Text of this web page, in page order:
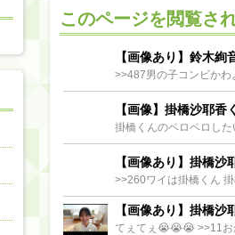
Powered by livedoor 相
このページを閲覧さ
【画像あり】鈴木
>>487男の子コンビかわ
【画像】掛橋沙耶
掛橋くんのペロペロし
【画像あり】掛橋
>>260ワイは掛橋くん
【画像あり】掛橋
てぇてぇ😭😭😭 >>11お